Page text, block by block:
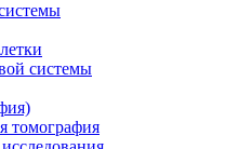
системы
томография